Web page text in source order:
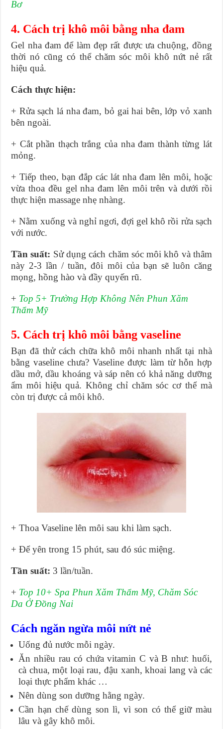
Bơ
4. Cách trị khô môi bằng nha đam
Gel nha đam để làm đẹp rất được ưa chuộng, đồng
thời nó cũng có thể chăm sóc môi khô nứt nẻ rất
hiệu quả.
Cách thực hiện:
+ Rửa sạch lá nha đam, bỏ gai hai bên, lớp vỏ xanh
bên ngoài.
+ Cắt phần thạch trắng của nha đam thành từng lát
mỏng.
+ Tiếp theo, bạn đắp các lát nha đam lên môi, hoặc
vừa thoa đều gel nha đam lên môi trên và dưới rồi
thực hiện massage nhẹ nhàng.
+ Nằm xuống và nghỉ ngơi, đợi gel khô rồi rửa sạch
với nước.
Tần suất: Sử dụng cách chăm sóc môi khô và thâm
này 2-3 lần / tuần, đôi môi của bạn sẽ luôn căng
mọng, hồng hào và đầy quyến rũ.
+ Top 5+ Trường Hợp Không Nên Phun Xăm
Thẩm Mỹ
5. Cách trị khô môi bằng vaseline
Bạn đã thử cách chữa khô môi nhanh nhất tại nhà
bằng vaseline chưa? Vaseline được làm từ hỗn hợp
dầu mở, dầu khoáng và sáp nên có khả năng dưỡng
ẩm môi hiệu quả. Không chỉ chăm sóc cơ thể mà
còn trị được cả môi khô.
+ Thoa Vaseline lên môi sau khi làm sạch.
+ Để yên trong 15 phút, sau đó súc miệng.
Tần suất: 3 lần/tuần.
+ Top 10+ Spa Phun Xăm Thẩm Mỹ, Chăm Sóc
Da Ở Đồng Nai
Cách ngăn ngừa môi nứt nẻ
Uống đủ nước mỗi ngày.
Ăn nhiều rau có chứa vitamin C và B như: huối,
cà chua, một loại rau, đậu xanh, khoai lang và các
loại thực phẩm khác …
Nên dùng son dưỡng hằng ngày.
Cần hạn chế dùng son lì, vì son có thể giữ màu
lâu và gây khô môi.